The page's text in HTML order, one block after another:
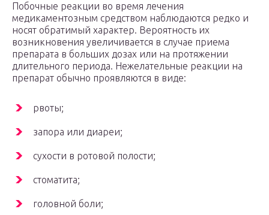
Побочные реакции во время лечения
медикаментозным средством наблюдаются редко и
носят обратимый характер. Вероятность их
возникновения увеличивается в случае приема
препарата в больших дозах или на протяжении
длительного периода. Нежелательные реакции на
препарат обычно проявляются в виде:
рвоты;
запора или диареи;
сухости в ротовой полости;
стоматита;
головной боли;